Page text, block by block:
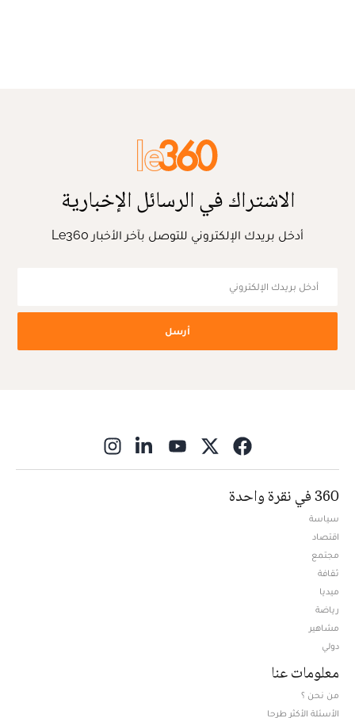
الاشتراك في الرسائل الإخبارية
أدخل بريدك الإلكتروني للتوصل بآخر الأخبار Le360
أرسل
360 في نقرة واحدة
سياسة
اقتصاد
مجتمع
ثقافة
ميديا
رياضة
مشاهير
دولي
معلومات عنا
من نحن ؟
الأسئلة الأكثر طرحا